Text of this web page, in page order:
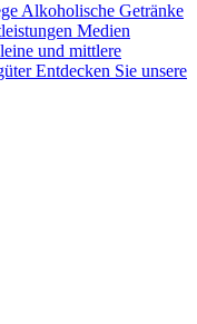
Alkoholische Getränke
Medien
und mittlere
Entdecken Sie unsere